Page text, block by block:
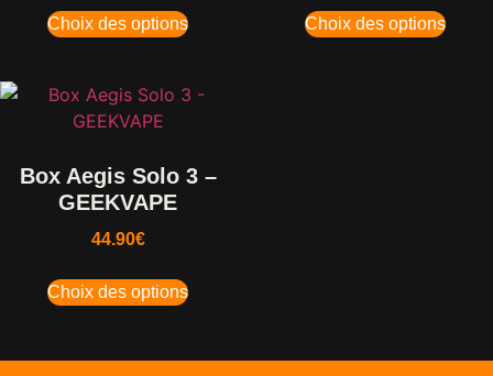
Choix des options Choix des options
Box Aegis Solo 3 –
GEEKVAPE
44.90€
Choix des options